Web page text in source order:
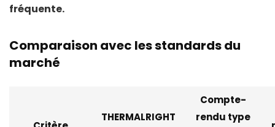
fréquente.
Comparaison avec les standards du
marché
THERMALRIGHT
Compte-
rendu type